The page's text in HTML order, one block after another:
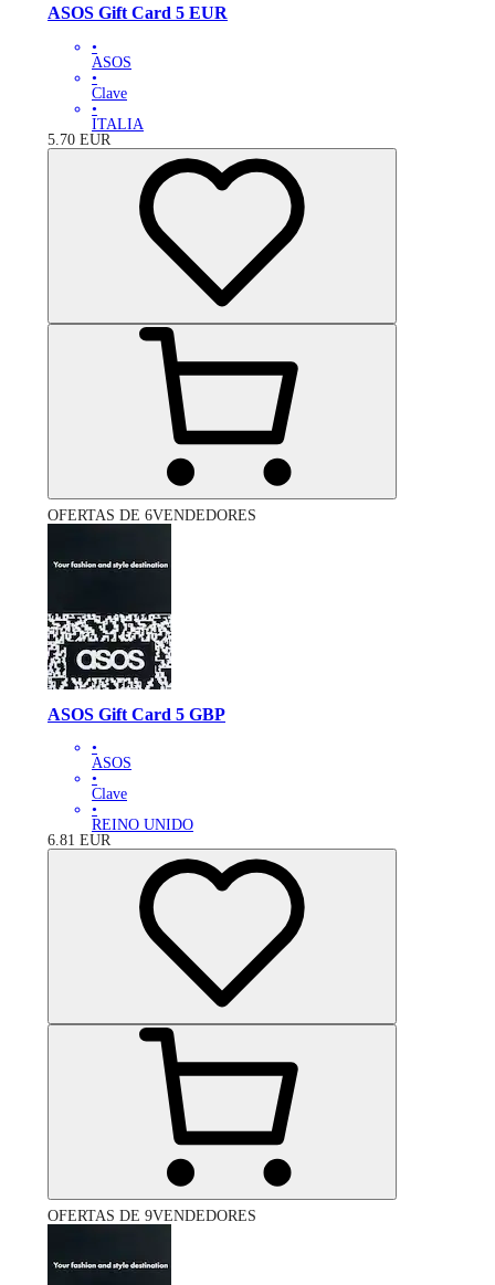
ASOS Gift Card 5 EUR
•
ASOS
•
Clave
•
ITALIA
5.70 EUR
OFERTAS DE 6VENDEDORES
ASOS Gift Card 5 GBP
•
ASOS
•
Clave
•
REINO UNIDO
6.81 EUR
OFERTAS DE 9VENDEDORES